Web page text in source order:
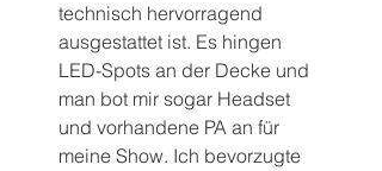
technisch hervorragend
ausgestattet ist. Es hingen
LED-Spots an der Decke und
man bot mir sogar Headset
und vorhandene PA an für
meine Show. Ich bevorzugte